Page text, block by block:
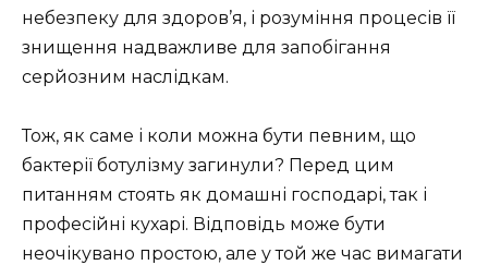
небезпеку для здоров’я, і розуміння процесів її
знищення надважливе для запобігання
серйозним наслідкам.
Тож, як саме і коли можна бути певним, що
бактерії ботулізму загинули? Перед цим
питанням стоять як домашні господарі, так і
професійні кухарі. Відповідь може бути
неочікувано простою, але у той же час вимагати